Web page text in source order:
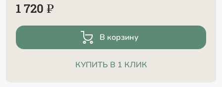
1 720 ₽
В корзину
КУПИТЬ В 1 КЛИК